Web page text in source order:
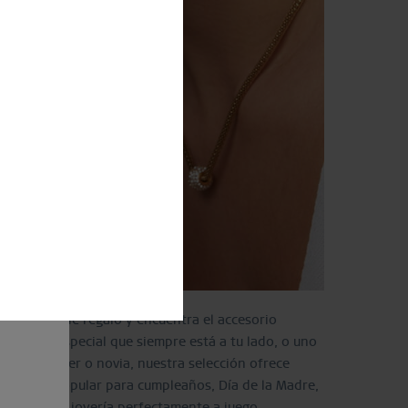
ideas de regalo y encuentra el accesorio
amigo especial que siempre está a tu lado, o uno
tu mujer o novia, nuestra selección ofrece
popular para cumpleaños, Día de la Madre,